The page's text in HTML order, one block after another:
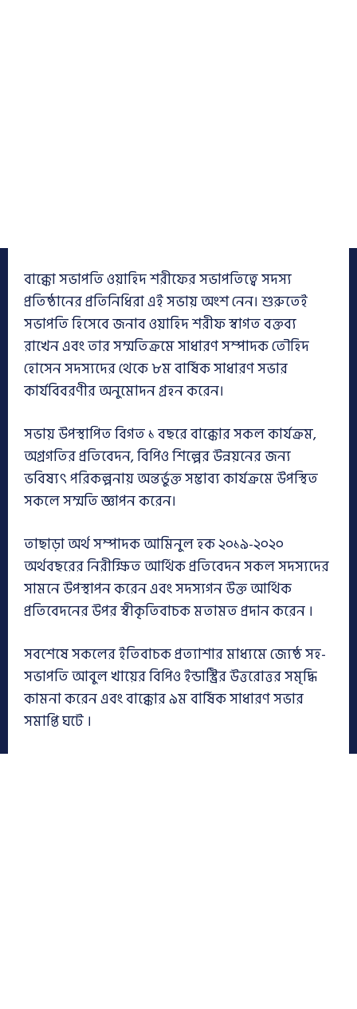
বাক্কো সভাপতি ওয়াহিদ শরীফের সভাপতিত্বে সদস্য
প্রতিষ্ঠানের প্রতিনিধিরা এই সভায় অংশ নেন। শুরুতেই
সভাপতি হিসেবে জনাব ওয়াহিদ শরীফ স্বাগত বক্তব্য
রাখেন এবং তার সম্মতিক্রমে সাধারণ সম্পাদক তৌহিদ
হোসেন সদস্যদের থেকে ৮ম বার্ষিক সাধারণ সভার
কার্যবিবরণীর অনুমোদন গ্রহন করেন।
সভায় উপস্থাপিত বিগত ১ বছরে বাক্কোর সকল কার্যক্রম,
অগ্রগতির প্রতিবেদন, বিপিও শিল্পের উন্নয়নের জন্য
ভবিষ্যৎ পরিকল্পনায় অন্তর্ভুক্ত সম্ভাব্য কার্যক্রমে উপস্থিত
সকলে সম্মতি জ্ঞাপন করেন।
তাছাড়া অর্থ সম্পাদক আমিনুল হক ২০১৯-২০২০
অর্থবছরের নিরীক্ষিত আর্থিক প্রতিবেদন সকল সদস্যদের
সামনে উপস্থাপন করেন এবং সদস্যগন উক্ত আর্থিক
প্রতিবেদনের উপর স্বীকৃতিবাচক মতামত প্রদান করেন ।
সবশেষে সকলের ইতিবাচক প্রত্যাশার মাধ্যমে জ্যেষ্ঠ সহ-
সভাপতি আবুল খায়ের বিপিও ইন্ডাস্ট্রির উত্তরোত্তর সমৃদ্ধি
কামনা করেন এবং বাক্কোর ৯ম বার্ষিক সাধারণ সভার
সমাপ্তি ঘটে ।